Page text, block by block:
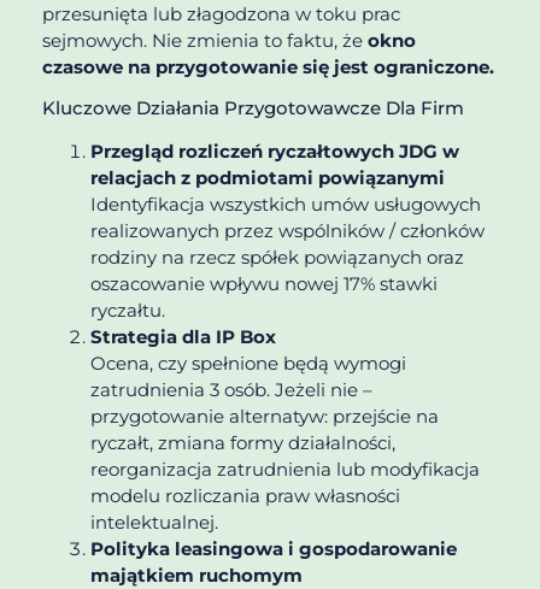
przesunięta lub złagodzona w toku prac
sejmowych. Nie zmienia to faktu, że okno
czasowe na przygotowanie się jest ograniczone.
Kluczowe Działania Przygotowawcze Dla Firm
Przegląd rozliczeń ryczałtowych JDG w
relacjach z podmiotami powiązanymi
Identyfikacja wszystkich umów usługowych
realizowanych przez wspólników / członków
rodziny na rzecz spółek powiązanych oraz
oszacowanie wpływu nowej 17% stawki
ryczałtu.
Strategia dla IP Box
Ocena, czy spełnione będą wymogi
zatrudnienia 3 osób. Jeżeli nie –
przygotowanie alternatyw: przejście na
ryczałt, zmiana formy działalności,
reorganizacja zatrudnienia lub modyfikacja
modelu rozliczania praw własności
intelektualnej.
Polityka leasingowa i gospodarowanie
majątkiem ruchomym